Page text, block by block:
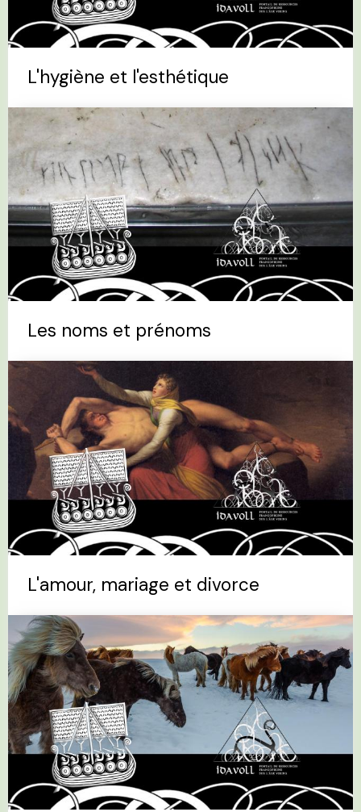
L'hygiène et l'esthétique
Les noms et prénoms
L'amour, mariage et divorce